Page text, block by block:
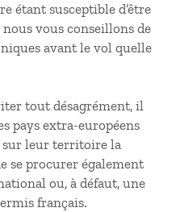
étant susceptible d’être
nous vous conseillons de
avant le vol quelle
tout désagrément, il
pays extra-européens
sur leur territoire la
se procurer également
ou, à défaut, une
français.